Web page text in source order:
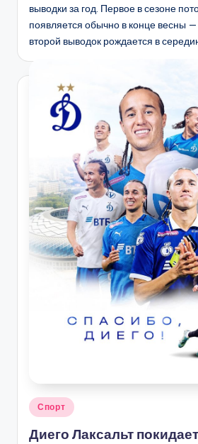
выводки за год. Первое в сезоне
появляется обычно в конце весны
второй выводок рождается в
Опубликовано
Спорт
Диего Лаксальт